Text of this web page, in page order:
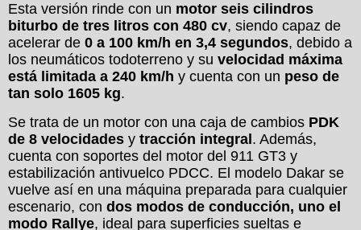
Esta versión rinde con un motor seis cilindros
biturbo de tres litros con 480 cv, siendo capaz de
acelerar de 0 a 100 km/h en 3,4 segundos, debido a
los neumáticos todoterreno y su velocidad máxima
está limitada a 240 km/h y cuenta con un peso de
tan solo 1605 kg.
Se trata de un motor con una caja de cambios PDK
de 8 velocidades y tracción integral. Además,
cuenta con soportes del motor del 911 GT3 y
estabilización antivuelco PDCC. El modelo Dakar se
vuelve así en una máquina preparada para cualquier
escenario, con dos modos de conducción, uno el
modo Rallye, ideal para superficies sueltas e